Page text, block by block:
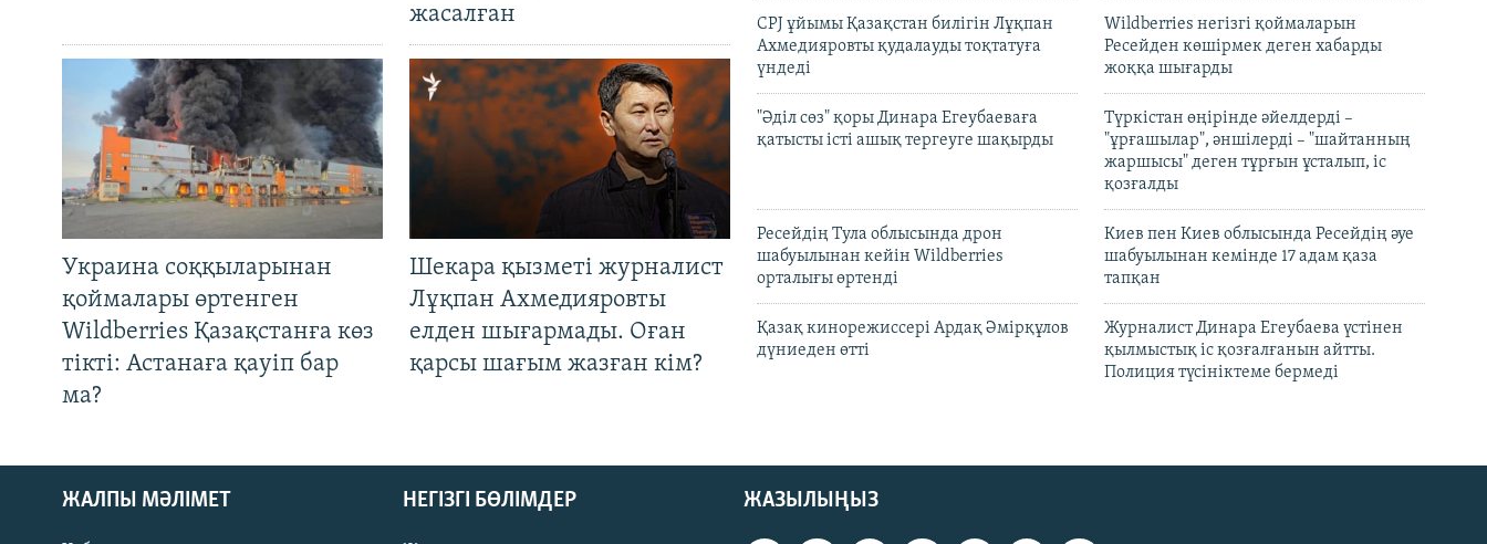
жасалған
Украина соққыларынан
қоймалары өртенген
Wildberries Қазақстанға көз
тікті: Астанаға қауіп бар
ма?
Шекара қызметі журналист
Лұқпан Ахмедияровты
елден шығармады. Оған
қарсы шағым жазған кім?
CPJ ұйымы Қазақстан билігін Лұқпан
Ахмедияровты қудалауды тоқтатуға
үндеді
Wildberries негізгі қоймаларын
Ресейден көшірмек деген хабарды
жоққа шығарды
"Әділ сөз" қоры Динара Егеубаеваға
қатысты істі ашық тергеуге шақырды
Түркістан өңірінде әйелдерді –
"ұрғашылар", әншілерді – "шайтанның
жаршысы" деген тұрғын ұсталып, іс
қозғалды
Ресейдің Тула облысында дрон
шабуылынан кейін Wildberries
орталығы өртенді
Киев пен Киев облысында Ресейдің әуе
шабуылынан кемінде 17 адам қаза
тапқан
Қазақ кинорежиссері Ардақ Әмірқұлов
дүниеден өтті
Журналист Динара Егеубаева үстінен
қылмыстық іс қозғалғанын айтты.
Полиция түсініктеме бермеді
ЖАЗЫЛЫҢЫЗ
ЖАЛПЫ МӘЛІМЕТ НЕГІЗГІ БӨЛІМДЕР